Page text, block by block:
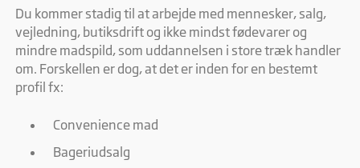
Du kommer stadig til at arbejde med mennesker, salg,
vejledning, butiksdrift og ikke mindst fødevarer og
mindre madspild, som uddannelsen i store træk handler
om. Forskellen er dog, at det er inden for en bestemt
profil fx:
Convenience mad
Bageriudsalg